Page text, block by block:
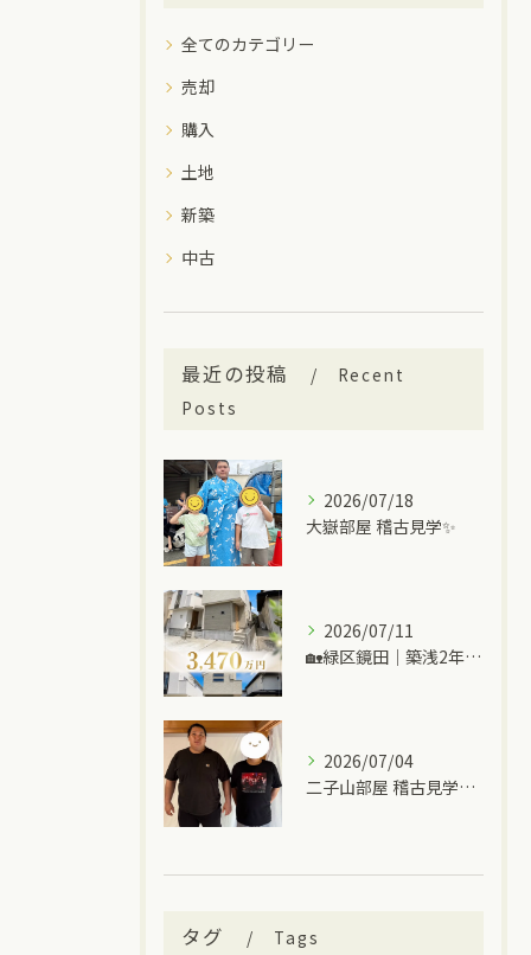
全てのカテゴリー
売却
購入
土地
新築
中古
最近の投稿
Recent
Posts
2026/07/18
大嶽部屋 稽古見学✨
2026/07/11
🏡緑区鏡田｜築浅2年の中古一戸建て
2026/07/04
二子山部屋 稽古見学＆ちゃんこ🍲
タグ Tags